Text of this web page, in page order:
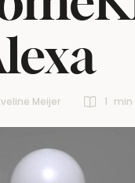
Meijer 1 min